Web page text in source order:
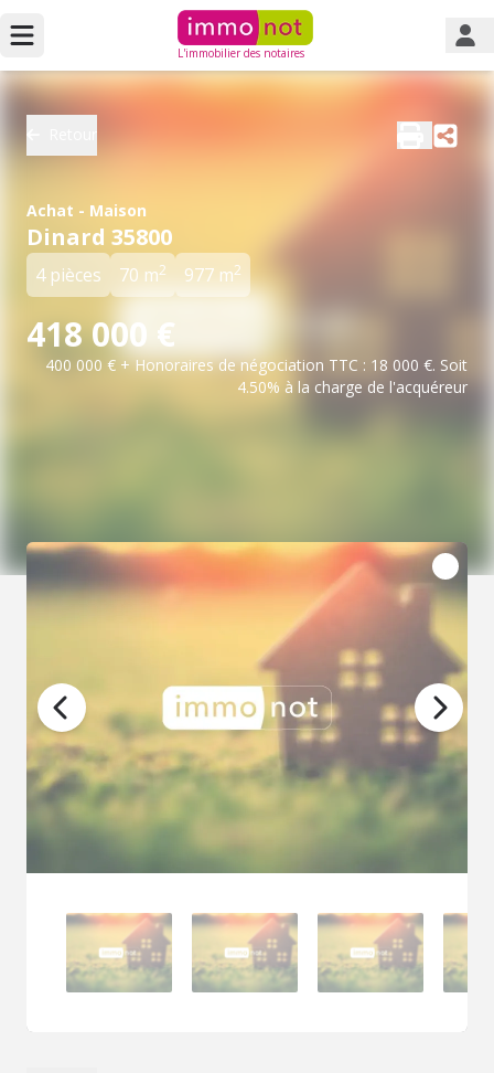
L'immobilier des notaires
Achat - Maison
Dinard 35800
4 pièces 70 m2 977 m2
418 000 €
400 000 € + Honoraires de négociation TTC : 18 000 €. Soit
4.50% à la charge de l'acquéreur